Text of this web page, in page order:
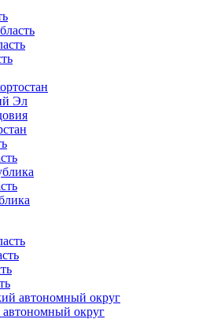
Эл
автономный округ
округ